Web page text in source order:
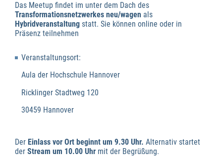
Das Meetup findet im unter dem Dach des
Transformationsnetzwerkes neu/wagen als
Hybridveranstaltung statt. Sie können online oder in
Präsenz teilnehmen
Veranstaltungsort:
Aula der Hochschule Hannover
Ricklinger Stadtweg 120
30459 Hannover
Der Einlass vor Ort beginnt um 9.30 Uhr. Alternativ startet
der Stream um 10.00 Uhr mit der Begrüßung.